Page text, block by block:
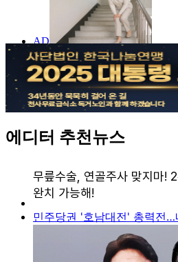
에디터 추천뉴스
민주당권 '호남대전' 총력전…